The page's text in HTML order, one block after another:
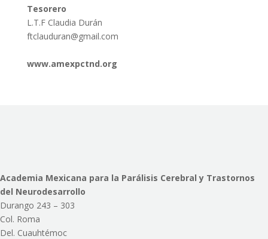
Tesorero
L.T.F Claudia Durán
ftclauduran@gmail.com
www.amexpctnd.org
Academia Mexicana para la Parálisis Cerebral y Trastornos
del Neurodesarrollo
Durango 243 – 303
Col. Roma
Del. Cuauhtémoc